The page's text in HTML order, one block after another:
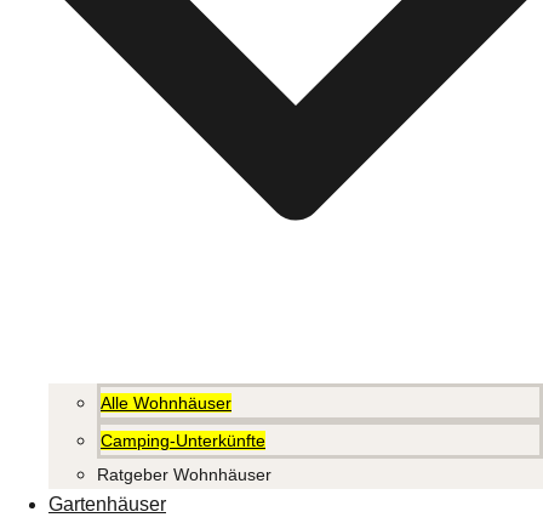
Alle Wohnhäuser
Camping-Unterkünfte
Ratgeber Wohnhäuser
Gartenhäuser